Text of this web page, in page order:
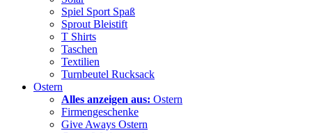
Spiel Sport Spaß
Sprout Bleistift
T Shirts
Taschen
Textilien
Turnbeutel Rucksack
Ostern
Alles anzeigen aus: Ostern
Firmengeschenke
Give Aways Ostern